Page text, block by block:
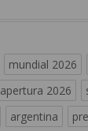
mundial 2026
apertura 2026
argentina